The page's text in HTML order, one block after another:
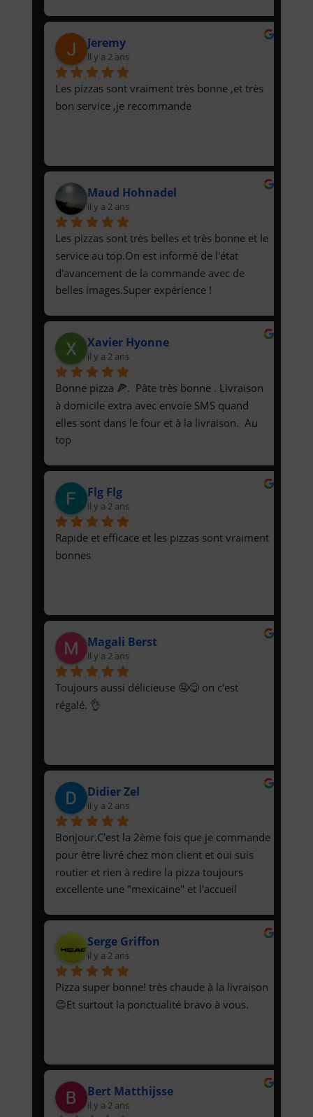
Jeremy
il y a 2 ans
Les pizzas sont vraiment très bonne ,et très
bon service ,je recommande
Maud Hohnadel
il y a 2 ans
Les pizzas sont très belles et très bonne et le
service au top.On est informé de l'état
d'avancement de la commande avec de
belles images.Super expérience !
Xavier Hyonne
il y a 2 ans
Bonne pizza 🍕.  Pâte très bonne . Livraison
à domicile extra avec envoie SMS quand
elles sont dans le four et à la livraison.  Au
top
Flg Flg
il y a 2 ans
Rapide et efficace et les pizzas sont vraiment
bonnes
Magali Berst
il y a 2 ans
Toujours aussi délicieuse 🤤😋 on c'est
régalé. 👌
Didier Zel
il y a 2 ans
Bonjour.C'est la 2ème fois que je commande
pour être livré chez mon client et oui suis
routier et rien à redire la pizza toujours
excellente une "mexicaine" et l'accueil
livre très aimable donc je recommanderais
et  je vous "invite" à passer commande. A la
prochaine fois sans problèmes.Cordialement
le chauffeur 🙂😉
Serge Griffon
il y a 2 ans
Pizza super bonne! très chaude à la livraison
😊Et surtout la ponctualité bravo à vous.
Bert Matthijsse
il y a 2 ans